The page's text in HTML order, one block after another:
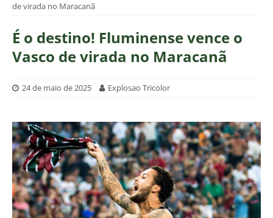
de virada no Maracanã
É o destino! Fluminense vence o
Vasco de virada no Maracanã
24 de maio de 2025 Explosao Tricolor